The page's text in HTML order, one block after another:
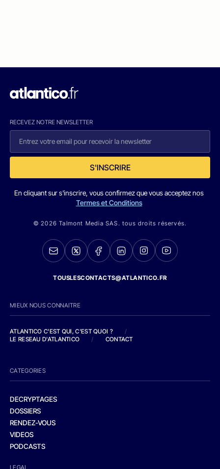
RECEVEZ NOTRE NEWSLETTER
S'INSCRIRE
En cliquant sur s'inscrire, vous confirmez que vous acceptez nos
Termes et Conditions
© 2026 Talmont Media SAS. tous droits réservés.
TOUSLESCONTACTS@ATLANTICO.FR
MIEUX NOUS CONNAITRE
ATLANTICO C'EST QUI, C'EST QUOI ?
/
LE RESEAU D'ATLANTICO
/ CONTACT
CATEGORIES
DECRYPTAGES
DOSSIERS
RENDEZ-VOUS
VIDEOS
PODCASTS
LEGAL